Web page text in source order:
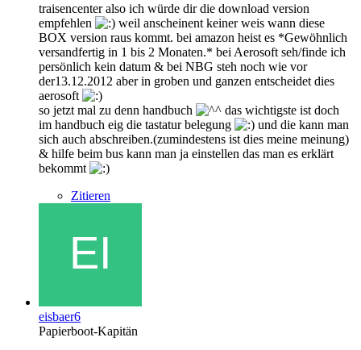
traisencenter also ich würde dir die download version
empfehlen
weil anscheinent keiner weis wann diese
BOX version raus kommt. bei amazon heist es *Gewöhnlich
versandfertig in 1 bis 2 Monaten.* bei Aerosoft seh/finde ich
persönlich kein datum & bei NBG steh noch wie vor
der13.12.2012 aber in groben und ganzen entscheidet dies
aerosoft
so jetzt mal zu denn handbuch
das wichtigste ist doch
im handbuch eig die tastatur belegung
und die kann man
sich auch abschreiben.(zumindestens ist dies meine meinung)
& hilfe beim bus kann man ja einstellen das man es erklärt
bekommt
Zitieren
eisbaer6
Papierboot-Kapitän